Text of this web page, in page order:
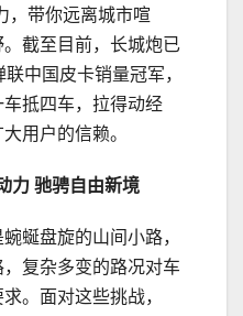
，带你远离城市喧
截至目前，长城炮已
中国皮卡销量冠军，
抵四车，拉得动经
用户的信赖。
力 驰骋自由新境
蜒盘旋的山间小路，
复杂多变的路况对车
。面对这些挑战，